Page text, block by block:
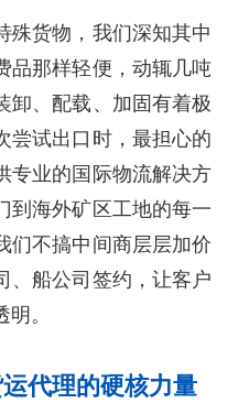
殊货物，我们深知其中
品那样轻便，动辄几吨
卸、配载、加固有着极
尝试出口时，最担心的
专业的国际物流解决方
到海外矿区工地的每一
们不搞中间商层层加价
、船公司签约，让客户
。
代理的硬核力量